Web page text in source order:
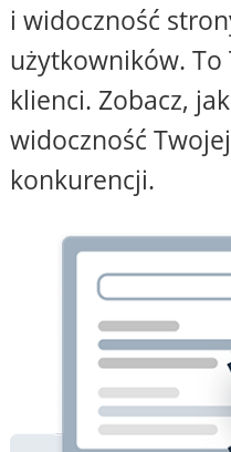
i widoczność
użytkowników.
klienci. Zobacz,
widoczność
konkurencji.